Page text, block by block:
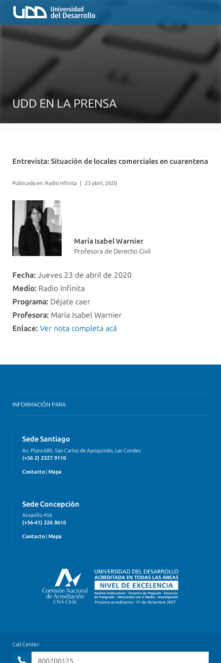
UDD EN LA PRENSA
Entrevista: Situación de locales comerciales en cuarentena
Publicado en: Radio Infinita | 23 abril, 2020
María Isabel Warnier
Profesora de Derecho Civil
Fecha: Jueves 23 de abril de 2020
Medio: Radio Infinita
Programa: Déjate caer
Profesora: María Isabel Warnier
Enlace: Ver nota completa acá
INFORMACIÓN PARA
Sede Santiago
Av. Plaza 680, San Carlos de Apoquindo, Las Condes
(+56 2) 2327 9110
Contacto | Mapa
Sede Concepción
Ainavillo 456
(+56-41) 226 8610
Contacto Mapa
Call Center:
800200125